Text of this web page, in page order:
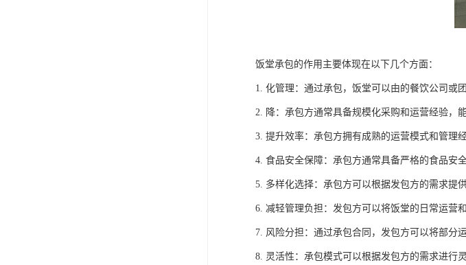
饭堂承包的作用主要体现在以下几个方面：
1. 化管理：通过承包，饭堂可以由的餐饮公司或
2. 降：承包方通常具备规模化采购和运营经验，
3. 提升效率：承包方拥有成熟的运营模式和管理
4. 食品安全保障：承包方通常具备严格的食品安
5. 多样化选择：承包方可以根据发包方的需求提
6. 减轻管理负担：发包方可以将饭堂的日常运营
7. 风险分担：通过承包合同，发包方可以将部分
8. 灵活性：承包模式可以根据发包方的需求进行